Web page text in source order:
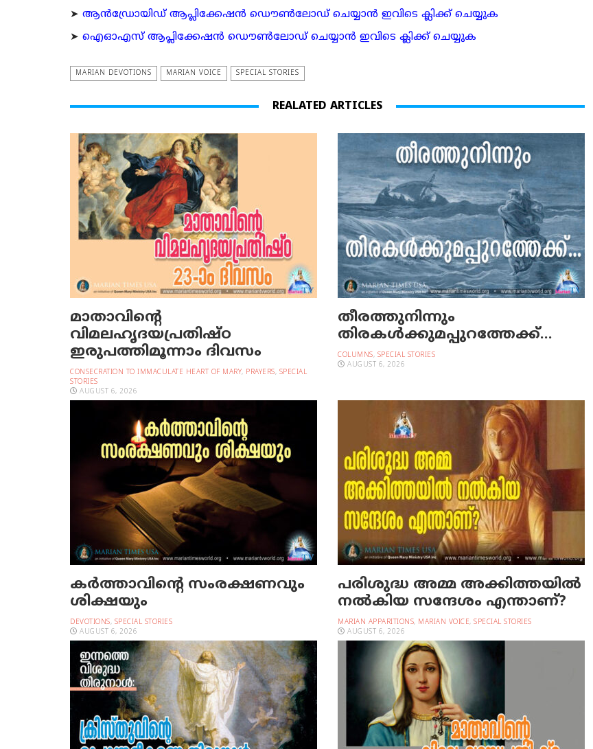
➤ ആന്‍ഡ്രോയിഡ് ആപ്ലിക്കേഷന്‍ ഡൌണ്‍ലോഡ് ചെയ്യാന്‍ ഇവിടെ ക്ലിക്ക് ചെയ്യുക
➤ ഐഓഎസ് ആപ്ലിക്കേഷന്‍ ഡൌണ്‍ലോഡ് ചെയ്യാന്‍ ഇവിടെ ക്ലിക്ക് ചെയ്യുക
MARIAN DEVOTIONS MARIAN VOICE SPECIAL STORIES
REALATED ARTICLES
മാതാവിന്റെ
വിമലഹൃദയപ്രതിഷ്ഠ
ഇരുപത്തിമൂന്നാം ദിവസം
CONSECRATION TO IMMACULATE HEART OF MARY, PRAYERS, SPECIAL
STORIES
AUGUST 6, 2026
തീരത്തുനിന്നും
തിരകള്‍ക്കുമപ്പുറത്തേക്ക്…
COLUMNS, SPECIAL STORIES
AUGUST 6, 2026
കർത്താവിന്റെ സംരക്ഷണവും
ശിക്ഷയും
DEVOTIONS, SPECIAL STORIES
AUGUST 6, 2026
പരിശുദ്ധ അമ്മ അക്കിത്തയില്‍
നല്‍കിയ സന്ദേശം എന്താണ്?
MARIAN APPARITIONS, MARIAN VOICE, SPECIAL STORIES
AUGUST 6, 2026